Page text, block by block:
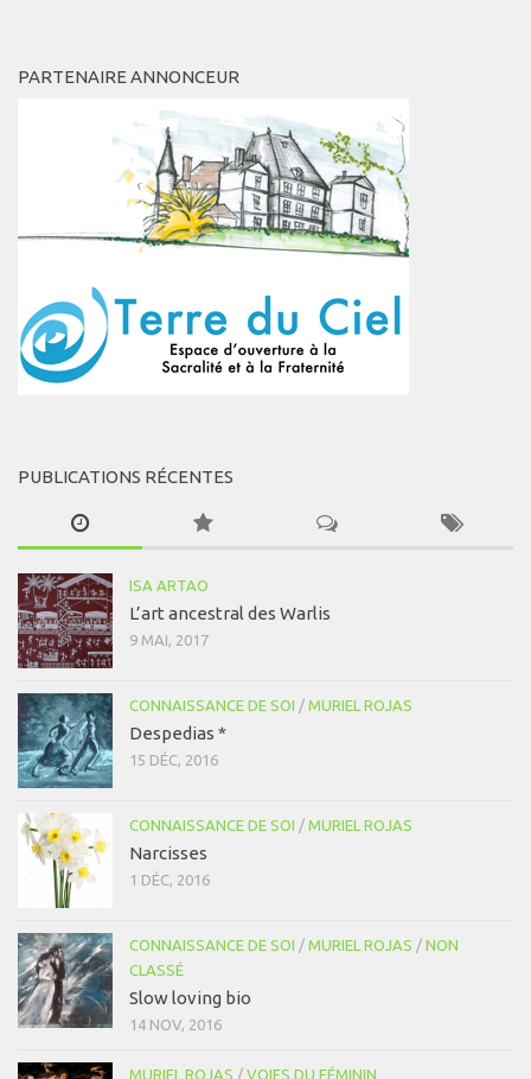
PARTENAIRE ANNONCEUR
PUBLICATIONS RÉCENTES
ISA ARTAO
L’art ancestral des Warlis
9 MAI, 2017
CONNAISSANCE DE SOI / MURIEL ROJAS
Despedias *
15 DÉC, 2016
CONNAISSANCE DE SOI / MURIEL ROJAS
Narcisses
1 DÉC, 2016
CONNAISSANCE DE SOI / MURIEL ROJAS / NON
CLASSÉ
Slow loving bio
14 NOV, 2016
MURIEL ROJAS / VOIES DU FÉMININ